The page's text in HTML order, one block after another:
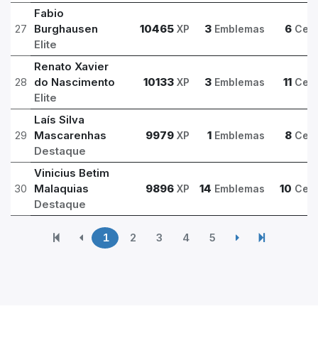
27
Fabio
Burghausen
Elite
10465 XP 3 Emblemas 6
28
Renato Xavier
do Nascimento
Elite
10133 XP 3 Emblemas 11
29
Laís Silva
Mascarenhas
Destaque
9979 XP 1 Emblemas 8
30
Vinicius Betim
Malaquias
Destaque
9896 XP 14 Emblemas 10
1 2 3 4 5